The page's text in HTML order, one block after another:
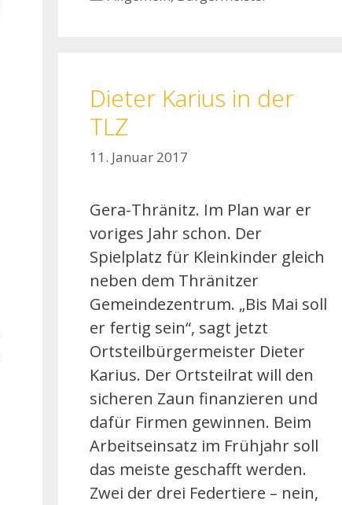
Dieter Karius in der
TLZ
11. Januar 2017
Gera-Thränitz. Im Plan war er
voriges Jahr schon. Der
Spielplatz für Kleinkinder gleich
neben dem Thränitzer
Gemeindezentrum. „Bis Mai soll
er fertig sein“, sagt jetzt
Ortsteilbürgermeister Dieter
Karius. Der Ortsteilrat will den
sicheren Zaun finanzieren und
dafür Firmen gewinnen. Beim
Arbeitseinsatz im Frühjahr soll
das meiste geschafft werden.
Zwei der drei Federtiere – nein,